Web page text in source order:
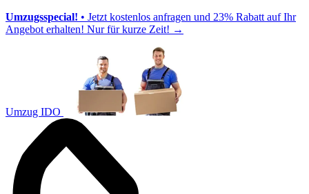
Umzugsspecial! • Jetzt kostenlos anfragen und 23% Rabatt auf Ihr
Angebot erhalten! Nur für kurze Zeit! →
Umzug IDO